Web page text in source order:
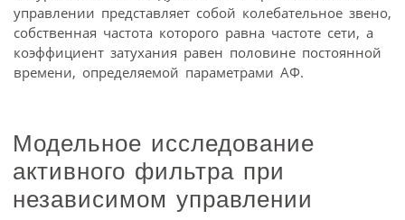
управлении представляет собой колебательное звено,
собственная частота которого равна частоте сети, а
коэффициент затухания равен половине постоянной
времени, определяемой параметрами АФ.
Модельное исследование
активного фильтра при
независимом управлении